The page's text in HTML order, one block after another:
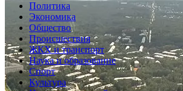
Политика
Экономика
Общество
Происшествия
ЖКХ и транспорт
Наука и образование
Спорт
Культура